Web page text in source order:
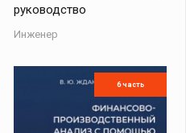
руководство
Инженер
6 часть